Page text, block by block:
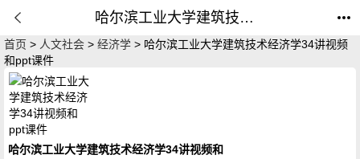
哈尔滨工业大学建筑技术经济学34讲视频和ppt课件_网络教育_公开课网
首页 > 人文社会 > 经济学 > 哈尔滨工业大学建筑技术经济学34讲视频
和ppt课件
哈尔滨工业大学建筑技术经济学34讲视频和